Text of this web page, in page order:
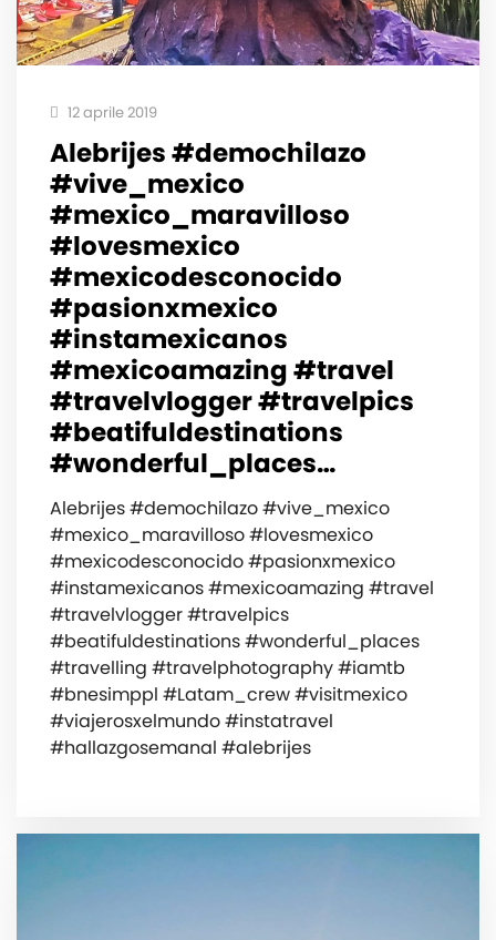
12 aprile 2019
Alebrijes #demochilazo
#vive_mexico
#mexico_maravilloso
#lovesmexico
#mexicodesconocido
#pasionxmexico
#instamexicanos
#mexicoamazing #travel
#travelvlogger #travelpics
#beatifuldestinations
#wonderful_places…
Alebrijes #demochilazo #vive_mexico
#mexico_maravilloso #lovesmexico
#mexicodesconocido #pasionxmexico
#instamexicanos #mexicoamazing #travel
#travelvlogger #travelpics
#beatifuldestinations #wonderful_places
#travelling #travelphotography #iamtb
#bnesimppl #Latam_crew #visitmexico
#viajerosxelmundo #instatravel
#hallazgosemanal #alebrijes